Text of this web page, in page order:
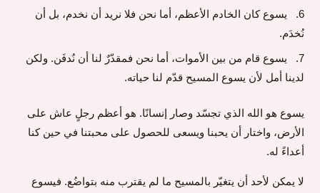
يسوع كان الخادم الأعظم، أما نحن فلا نريد أن نخدم، بل أن
نُخدَم.
يسوع قام من بين الأموات، أما نحن فمقدّرٌ لنا أن نُدفَن. ولكن
لدينا أمل لأن يسوع المسيح قدّم لنا حياته.
يسوع هو الله الذي تجسّد وصار إنسانًا. هو أعظم رجلٍ عاش على
الأرض، واختار أن يحبنا ويسعى للحصول على محبتنا في حين كنا
أعداءً له.
لا يمكن لأحد أن يتغيّر بالمسيح ما لم يقترب منه بتواضُع. فيسوع